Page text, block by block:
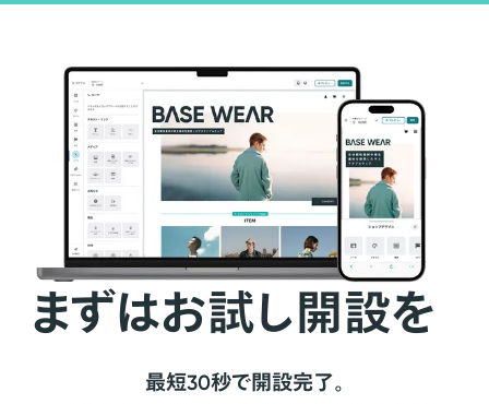
まずはお試し開設を
最短30秒で開設完了。